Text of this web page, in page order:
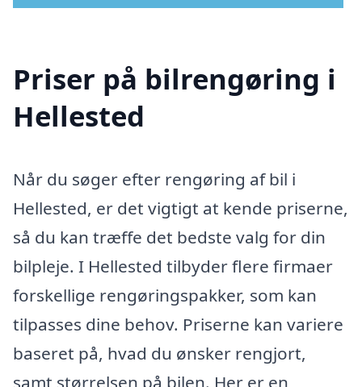
Priser på bilrengøring i
Hellested
Når du søger efter rengøring af bil i
Hellested, er det vigtigt at kende priserne,
så du kan træffe det bedste valg for din
bilpleje. I Hellested tilbyder flere firmaer
forskellige rengøringspakker, som kan
tilpasses dine behov. Priserne kan variere
baseret på, hvad du ønsker rengjort,
samt størrelsen på bilen. Her er en